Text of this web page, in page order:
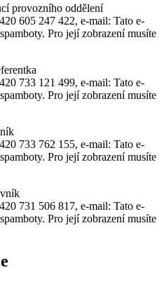
provozního oddělení
605 247 422, e-mail: Tato e-
Pro její zobrazení musíte
733 121 499, e-mail: Tato e-
Pro její zobrazení musíte
733 762 155, e-mail: Tato e-
Pro její zobrazení musíte
731 506 817, e-mail: Tato e-
Pro její zobrazení musíte